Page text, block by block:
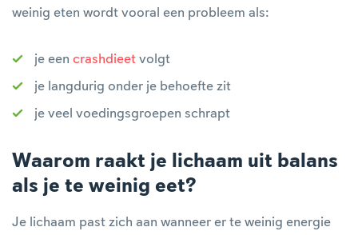
weinig eten wordt vooral een probleem als:
je een crashdieet volgt
je langdurig onder je behoefte zit
je veel voedingsgroepen schrapt
Waarom raakt je lichaam uit balans
als je te weinig eet?
Je lichaam past zich aan wanneer er te weinig energie